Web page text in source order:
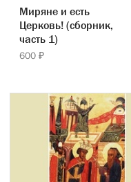
Миряне и есть
Церковь! (сборник,
часть 1)
600 ₽